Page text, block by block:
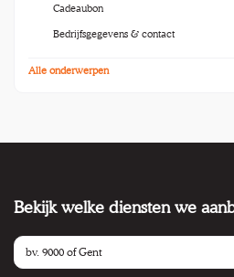
Cadeaubon
Bedrijfsgegevens & contact
Alle onderwerpen
Bekijk welke diensten we